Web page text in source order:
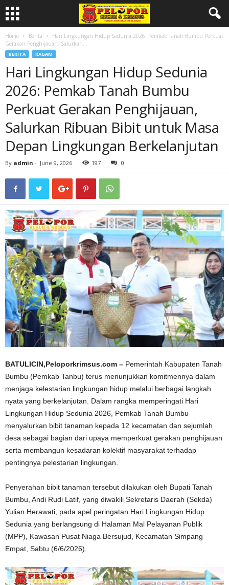
Home Berita
Hari Lingkungan Hidup Sedunia 2026: Pemkab Tanah Bumbu Perkuat
Gerakan Penghijauan, Salurkan...
BERITA RAGAM
Hari Lingkungan Hidup Sedunia
2026: Pemkab Tanah Bumbu
Perkuat Gerakan Penghijauan,
Salurkan Ribuan Bibit untuk Masa
Depan Lingkungan Berkelanjutan
By admin - June 9, 2026 197 0
BATULICIN,Peloporkrimsus.com – Pemerintah Kabupaten Tanah
Bumbu (Pemkab Tanbu) terus menunjukkan komitmennya dalam
menjaga kelestarian lingkungan hidup melalui berbagai langkah
nyata yang berkelanjutan. Dalam rangka memperingati Hari
Lingkungan Hidup Sedunia 2026, Pemkab Tanah Bumbu
menyalurkan bibit tanaman kepada 12 kecamatan dan sejumlah
desa sebagai bagian dari upaya memperkuat gerakan penghijauan
serta membangun kesadaran kolektif masyarakat terhadap
pentingnya pelestarian lingkungan.
Penyerahan bibit tanaman tersebut dilakukan oleh Bupati Tanah
Bumbu, Andi Rudi Latif, yang diwakili Sekretaris Daerah (Sekda)
Yulian Herawati, pada apel peringatan Hari Lingkungan Hidup
Sedunia yang berlangsung di Halaman Mal Pelayanan Publik
(MPP), Kawasan Pusat Niaga Bersujud, Kecamatan Simpang
Empat, Sabtu (6/6/2026).